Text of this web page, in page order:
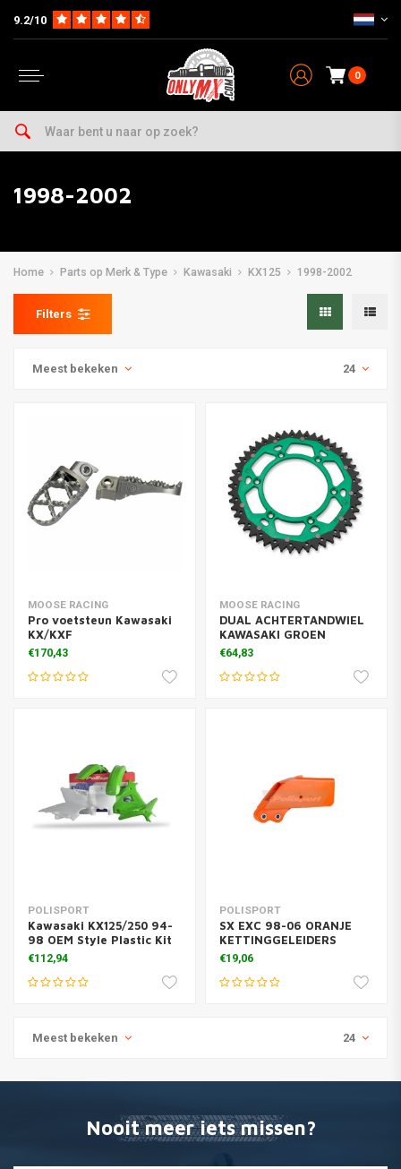
9.2/10
0
1998-2002
Home Parts op Merk & Type Kawasaki KX125 1998-2002
Filters
Meest bekeken 24
MOOSE RACING
Pro voetsteun Kawasaki
KX/KXF
€170,43
MOOSE RACING
DUAL ACHTERTANDWIEL
KAWASAKI GROEN
€64,83
POLISPORT
Kawasaki KX125/250 94-
98 OEM Style Plastic Kit
€112,94
POLISPORT
SX EXC 98-06 ORANJE
KETTINGGELEIDERS
€19,06
Meest bekeken 24
Nooit meer iets missen?